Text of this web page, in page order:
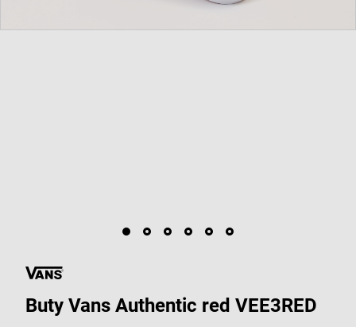
Buty Vans Authentic red VEE3RED